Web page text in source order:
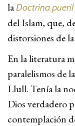
laDoctrina pueril
del Islam, que,
distorsiones de
En la literatura
paralelismos de
Llull. Tenía la
Dios verdadero
contemplación